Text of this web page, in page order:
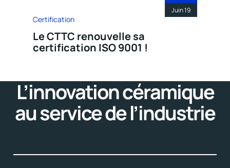
Juin 19
Certification
Le CTTC renouvelle sa
certification ISO 9001 !
L’innovation céramique
au service de l’industrie